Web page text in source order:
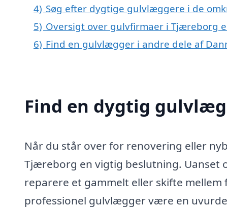
4) Søg efter dygtige gulvlæggere i de
5) Oversigt over gulvfirmaer i Tjæreborg
6) Find en gulvlægger i andre dele af
Find en dygtig
Når du står over for renovering eller
Tjæreborg en vigtig beslutning. Uanset
reparere et gammelt eller skifte
professionel gulvlægger være en